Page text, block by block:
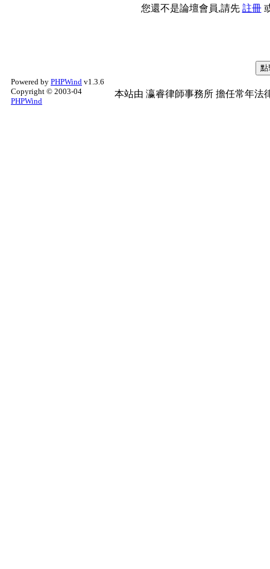
您還不是論壇會員,請先 註冊
Powered by PHPWind v1.3.6
Copyright © 2003-04
PHPWind
本站由 瀛睿律師事務所 擔任常年法